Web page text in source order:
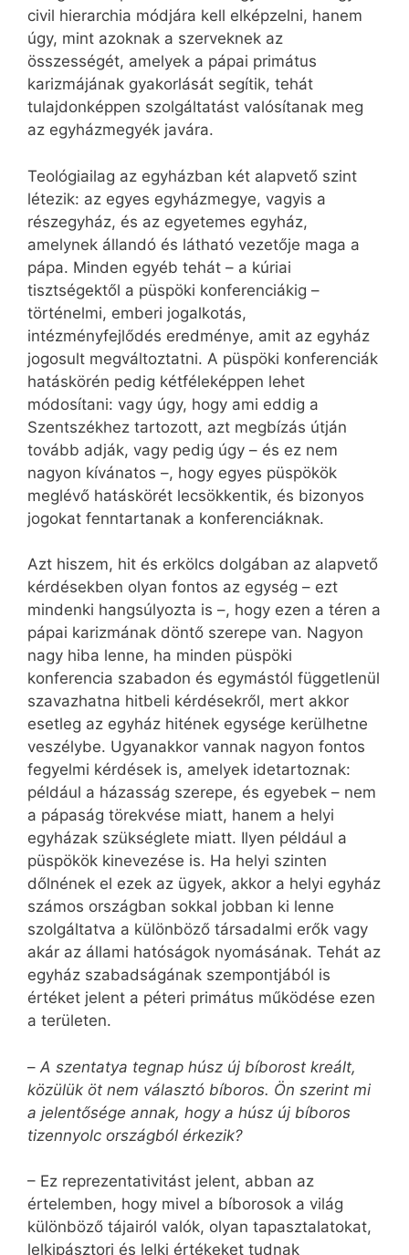
civil hierarchia módjára kell elképzelni, hanem
úgy, mint azoknak a szerveknek az
összességét, amelyek a pápai primátus
karizmájának gyakorlását segítik, tehát
tulajdonképpen szolgáltatást valósítanak meg
az egyházmegyék javára.
Teológiailag az egyházban két alapvető szint
létezik: az egyes egyházmegye, vagyis a
részegyház, és az egyetemes egyház,
amelynek állandó és látható vezetője maga a
pápa. Minden egyéb tehát – a kúriai
tisztségektől a püspöki konferenciákig –
történelmi, emberi jogalkotás,
intézményfejlődés eredménye, amit az egyház
jogosult megváltoztatni. A püspöki konferenciák
hatáskörén pedig kétféleképpen lehet
módosítani: vagy úgy, hogy ami eddig a
Szentszékhez tartozott, azt megbízás útján
tovább adják, vagy pedig úgy – és ez nem
nagyon kívánatos –, hogy egyes püspökök
meglévő hatáskörét lecsökkentik, és bizonyos
jogokat fenntartanak a konferenciáknak.
Azt hiszem, hit és erkölcs dolgában az alapvető
kérdésekben olyan fontos az egység – ezt
mindenki hangsúlyozta is –, hogy ezen a téren a
pápai karizmának döntő szerepe van. Nagyon
nagy hiba lenne, ha minden püspöki
konferencia szabadon és egymástól függetlenül
szavazhatna hitbeli kérdésekről, mert akkor
esetleg az egyház hitének egysége kerülhetne
veszélybe. Ugyanakkor vannak nagyon fontos
fegyelmi kérdések is, amelyek idetartoznak:
például a házasság szerepe, és egyebek – nem
a pápaság törekvése miatt, hanem a helyi
egyházak szükséglete miatt. Ilyen például a
püspökök kinevezése is. Ha helyi szinten
dőlnének el ezek az ügyek, akkor a helyi egyház
számos országban sokkal jobban ki lenne
szolgáltatva a különböző társadalmi erők vagy
akár az állami hatóságok nyomásának. Tehát az
egyház szabadságának szempontjából is
értéket jelent a péteri primátus működése ezen
a területen.
– A szentatya tegnap húsz új bíborost kreált,
közülük öt nem választó bíboros. Ön szerint mi
a jelentősége annak, hogy a húsz új bíboros
tizennyolc országból érkezik?
– Ez reprezentativitást jelent, abban az
értelemben, hogy mivel a bíborosok a világ
különböző tájairól valók, olyan tapasztalatokat,
lelkipásztori és lelki értékeket tudnak